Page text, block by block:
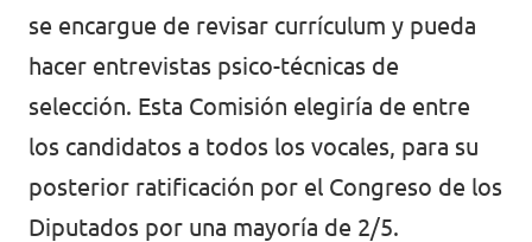
se encargue de revisar currículum y pueda
hacer entrevistas psico-técnicas de
selección. Esta Comisión elegiría de entre
los candidatos a todos los vocales, para su
posterior ratificación por el Congreso de los
Diputados por una mayoría de 2/5.